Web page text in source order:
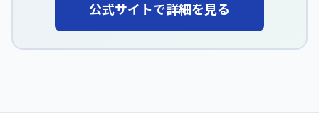
公式サイトで詳細を見る